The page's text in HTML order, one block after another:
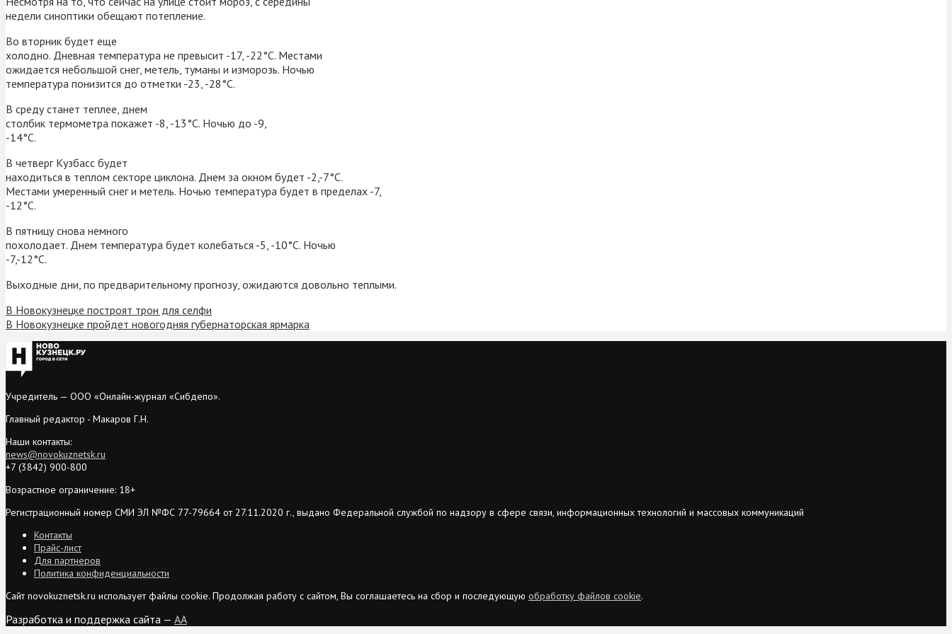
недели синоптики обещают потепление.
Во вторник будет еще
холодно. Дневная температура не превысит -17, -22°С. Местами
ожидается небольшой снег, метель, туманы и изморозь. Ночью
температура понизится до отметки -23, -28°С.
В среду станет теплее, днем
столбик термометра покажет -8, -13°С. Ночью до -9,
-14°С.
В четверг Кузбасс будет
находиться в теплом секторе циклона. Днем за окном будет -2,-7°С.
Местами умеренный снег и метель. Ночью температура будет в пределах -7,
-12°С.
В пятницу снова немного
похолодает. Днем температура будет колебаться -5, -10°С. Ночью
-7,-12°С.
Выходные дни, по предварительному прогнозу, ожидаются довольно теплыми.
В Новокузнецке построят трон для селфи
В Новокузнецке пройдет новогодняя губернаторская ярмарка
Учредитель — ООО «Онлайн-журнал «Сибдепо».
Главный редактор - Макаров Г.Н.
Наши контакты:
news@novokuznetsk.ru
+7 (3842) 900-800
Возрастное ограничение: 18+
Регистрационный номер СМИ ЭЛ №ФС 77-79664 от 27.11.2020 г., выдано Федеральной службой по надзору в сфере связи, информационных технологий и массовых коммуникаций
Контакты
Прайс-лист
Для партнеров
Политика конфиденциальности
Сайт novokuznetsk.ru использует файлы cookie. Продолжая работу с сайтом, Вы соглашаетесь на сбор и последующую обработку файлов cookie.
Разработка и поддержка сайта — AA